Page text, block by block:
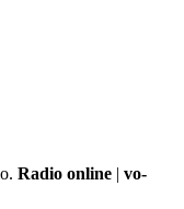
Radio online | vo-